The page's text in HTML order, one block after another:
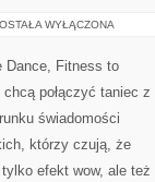
WYŁĄCZONA
Dance, Fitness to
połączyć taniec z
świadomości
którzy czują, że
efekt wow, ale też